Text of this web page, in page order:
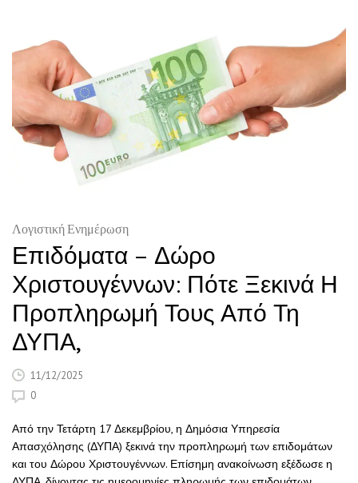
Λογιστική Ενημέρωση
Επιδόματα – Δώρο
Χριστουγέννων: Πότε Ξεκινά Η
Προπληρωμή Τους Από Τη
ΔΥΠΑ,
11/12/2025
0
Από την Τετάρτη 17 Δεκεμβρίου, η Δημόσια Υπηρεσία
Απασχόλησης (ΔΥΠΑ) ξεκινά την προπληρωμή των επιδομάτων
και του Δώρου Χριστουγέννων. Επίσημη ανακοίνωση εξέδωσε η